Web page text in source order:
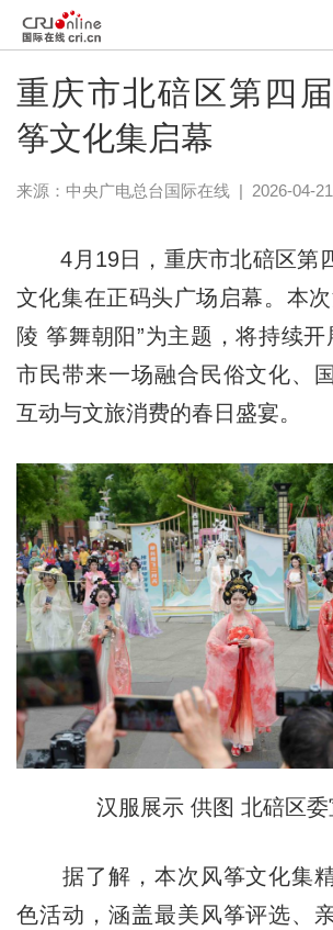
重庆市北碚区第四
筝文化集启幕
来源：中央广电总台国际在线| 2026-04-
4月19日，重庆市北碚区第
文化集在正码头广场启幕。本
陵 筝舞朝阳”为主题，将持续
市民带来一场融合民俗文化、
互动与文旅消费的春日盛宴。
汉服展示 供图 北碚区委
据了解，本次风筝文化集
色活动，涵盖最美风筝评选、